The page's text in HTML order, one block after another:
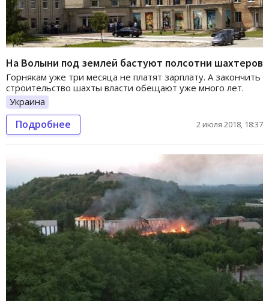
На Волыни под землей бастуют полсотни шахтеров
Горнякам уже три месяца не платят зарплату. А закончить
строительство шахты власти обещают уже много лет.
Украина
Подробнее 2 июля 2018, 18:37